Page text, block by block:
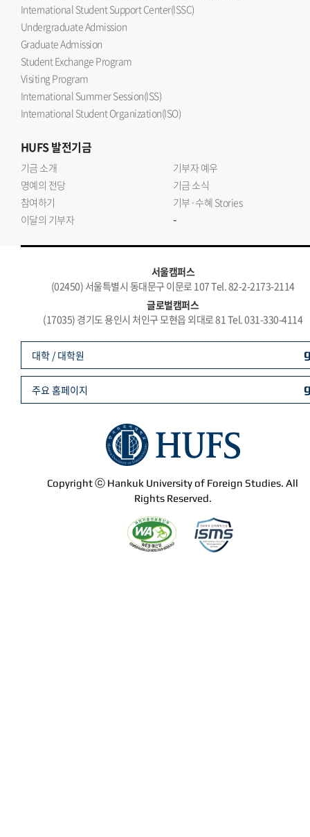
International Student Support Center(ISSC)
Undergraduate Admission
Graduate Admission
Student Exchange Program
Visiting Program
International Summer Session(ISS)
International Student Organization(ISO)
HUFS발전기금
기금 소개
기부자 예우
명예의 전당
기금 소식
참여하기
기부·수혜 Stories
이달의 기부자
-
서울캠퍼스
(02450) 서울특별시 동대문구 이문로 107 Tel. 82-2-2173-2114
글로벌캠퍼스
(17035) 경기도 용인시 처인구 모현읍 외대로 81 Tel. 031-330-4114
Copyright ⓒ Hankuk University of Foreign Studies. All
Rights Reserved.
대학 / 대학원
주요 홈페이지